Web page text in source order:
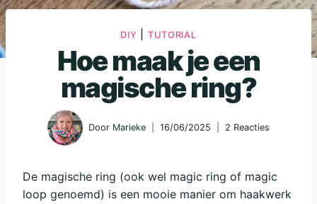
DIY TUTORIAL
Hoe maak je een
magische ring?
Door Marieke 16/06/2025 2 Reacties
De magische ring (ook wel magic ring of magic
loop genoemd) is een mooie manier om haakwerk